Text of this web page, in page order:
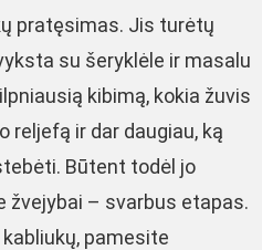
pratęsimas. Jis turėtų
su šeryklėle ir masalu
kibimą, kokia žuvis
reljefą ir dar daugiau, ką
Būtent todėl jo
žvejybai – svarbus etapas.
pamesite